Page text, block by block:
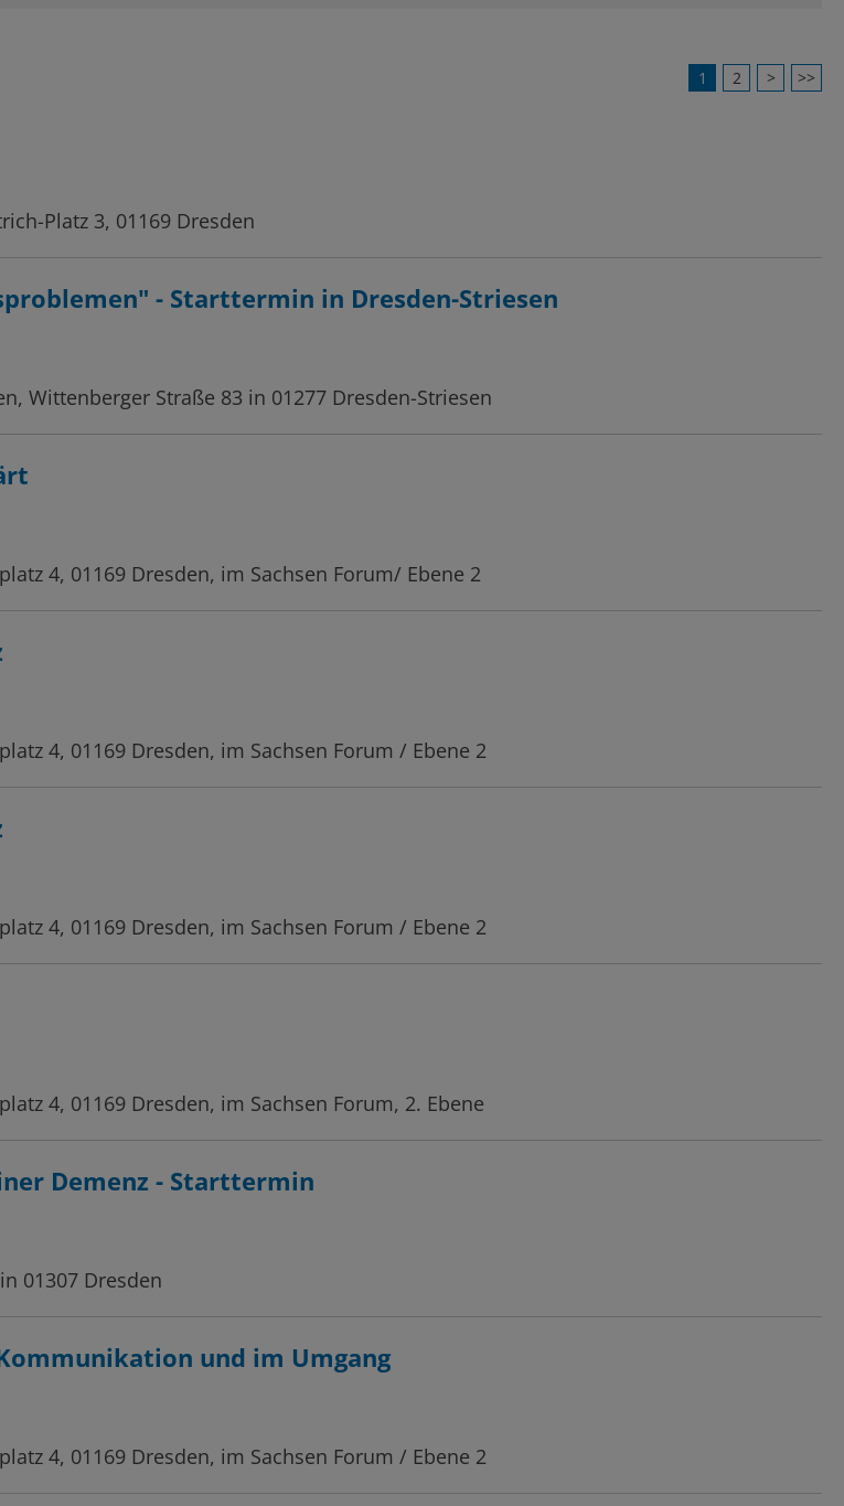
1 2 > >>
Platz 3, 01169 Dresden
- Starttermin in Dresden-Striesen
Wittenberger Straße 83 in 01277 Dresden-Striesen
4, 01169 Dresden, im Sachsen Forum/ Ebene 2
4, 01169 Dresden, im Sachsen Forum / Ebene 2
4, 01169 Dresden, im Sachsen Forum / Ebene 2
4, 01169 Dresden, im Sachsen Forum, 2. Ebene
Demenz - Starttermin
01307 Dresden
und im Umgang
4, 01169 Dresden, im Sachsen Forum / Ebene 2